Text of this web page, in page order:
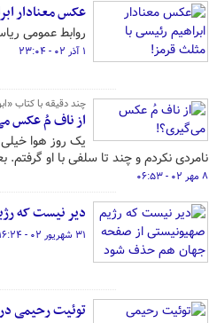
عکس معنادار
روابط عمومی
۱ آذر ۰۲ - ۲۳:۰۴
چند دقیقه با کتاب
از ناف مُ عکس
یک روز هوا
نامردی نکردم و چند تا سلفی با او
۸ مهر ۰۲ - ۰۶:۵۳
دیر نیست که
۳۱ شهریور ۰۲ - ۱۶:۲۴
توئیت رحیمی